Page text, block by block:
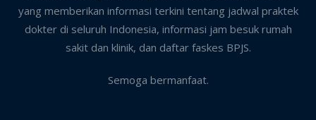
yang memberikan informasi terkini tentang jadwal praktek
dokter di seluruh Indonesia, informasi jam besuk rumah
sakit dan klinik, dan daftar faskes BPJS.
Semoga bermanfaat.